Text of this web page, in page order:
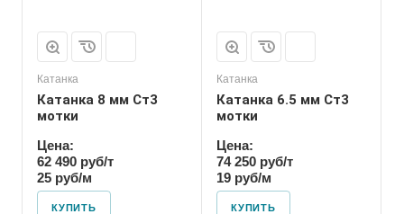
Катанка
Катанка 8 мм Ст3
мотки
Цена:
62 490 руб/т
25 руб/м
КУПИТЬ
Катанка
Катанка 6.5 мм Ст3
мотки
Цена:
74 250 руб/т
19 руб/м
КУПИТЬ